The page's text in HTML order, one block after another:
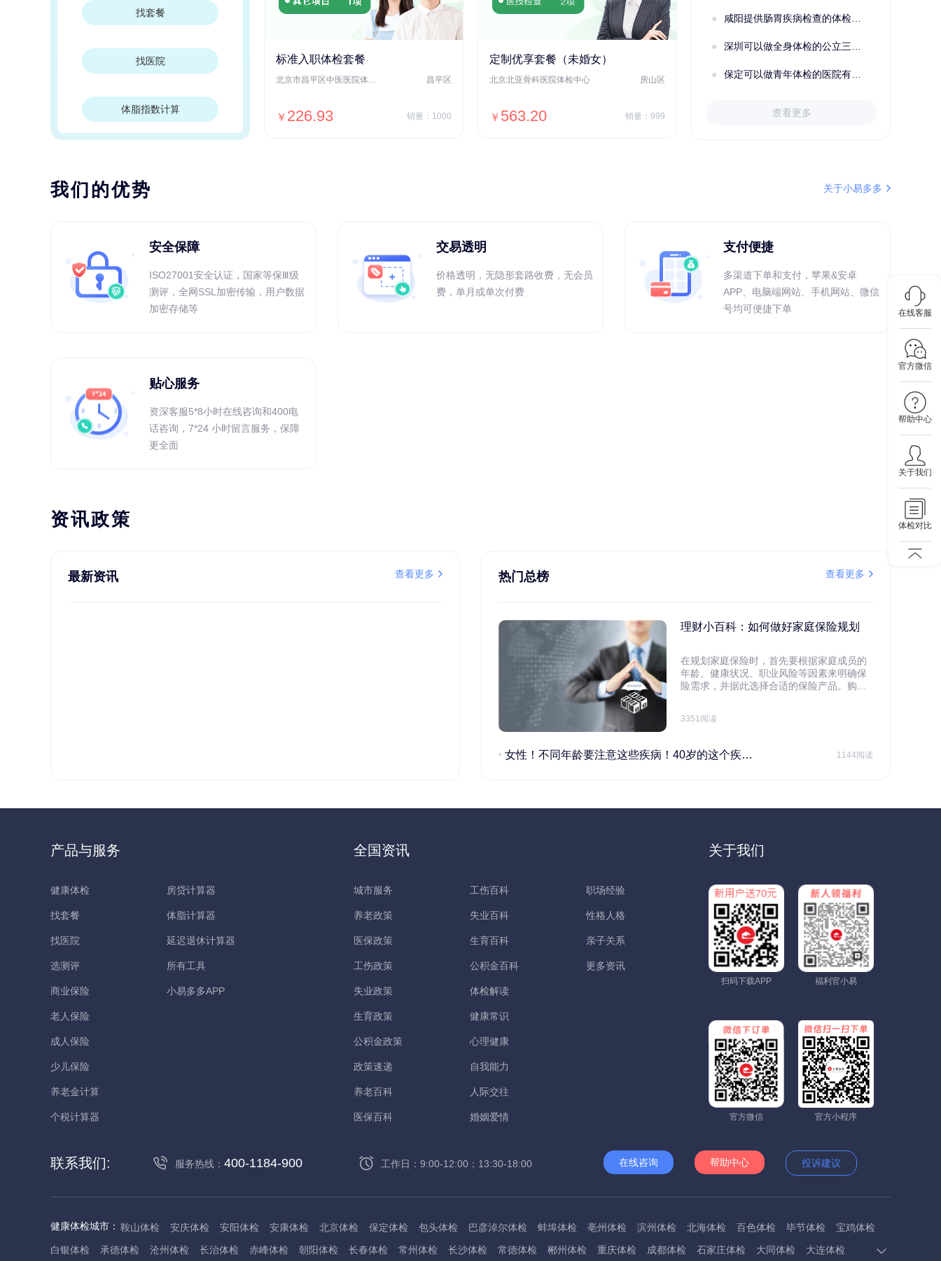
成功预约了男性婚前体检基础套餐
找套餐
找医院
体脂指数计算
标准入职体检套餐
北京市昌平区中医医院体检中心 昌平区
￥ 226.93 销量：1000
定制优享套餐（未婚女）
北京北亚骨科医院体检中心 房山区
￥ 563.20 销量：999
秦皇岛市第一医院体检中心 北戴河区
咸阳提供肠胃疾病检查的体检套餐有哪些？体检机构有哪些选择？如何预约？
深圳可以做全身体检的公立三甲医院及体检套餐汇总
保定可以做青年体检的医院有哪些？有哪些套餐可以选择？
查看更多
我们的优势 关于小易多多
安全保障
ISO27001安全认证，国家等保Ⅲ级
测评，全网SSL加密传输，用户数据
加密存储等
交易透明
价格透明，无隐形套路收费，无会员
费，单月或单次付费
支付便捷
多渠道下单和支付，苹果&安卓
APP、电脑端网站、手机网站、微信
号均可便捷下单
贴心服务
资深客服5*8小时在线咨询和400电
话咨询，7*24 小时留言服务，保障
更全面
资讯政策
最新资讯 查看更多 热门总榜 查看更多
理财小百科：如何做好家庭保险规划
在规划家庭保险时，首先要根据家庭成员的
年龄、健康状况、职业风险等因素来明确保
险需求，并据此选择合适的保险产品。购买
规划家庭财务预算，确保保险费用不会对家
要经济支柱投保。
3351阅读
女性！不同年龄要注意这些疾病！40岁的这个疾病最需要注意！ 1144阅读
产品与服务
健康体检
找套餐
找医院
选测评
商业保险
老人保险
成人保险
少儿保险
养老金计算
个税计算器
房贷计算器
体脂计算器
延迟退休计算器
所有工具
小易多多APP
全国资讯
城市服务
养老政策
医保政策
工伤政策
失业政策
生育政策
公积金政策
政策速递
养老百科
医保百科
工伤百科
失业百科
生育百科
公积金百科
体检解读
健康常识
心理健康
自我能力
人际交往
婚姻爱情
职场经验
性格人格
亲子关系
更多资讯
关于我们
扫码下载APP 福利官小易
官方微信 官方小程序
联系我们: 服务热线： 400-1184-900 工作日：9:00-12:00；13:30-18:00 在线咨询 帮助中心 投诉建议
健康体检城市： 鞍山体检 安庆体检 安阳体检 安康体检 北京体检 保定体检 包头体检 巴彦淖尔体检 蚌埠体检 亳州体检 滨州体检 北海体检 百色体检 毕节体检
宝鸡体检
白银体检
承德体检 沧州体检 长治体检 赤峰体检 朝阳体检 长春体检 常州体检 长沙体检 常德体检 郴州体检 重庆体检 成都体检 石家庄体检 大同体检 大连体检
在线客服
官方微信
帮助中心
关于我们
体检对比